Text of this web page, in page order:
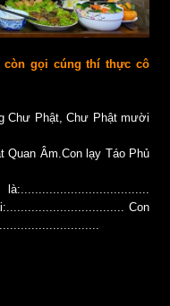
còn gọi cúng thí thực cô
Chư Phật, Chư Phật mười
Âm.Con lạy Táo Phủ
Con